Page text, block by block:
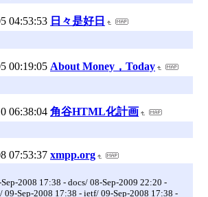
04:53:53 日々是好日
00:19:05 About Money，Today
06:38:04 角谷HTML化計画
07:53:37 xmpp.org
Sep-2008 17:38 - docs/ 08-Sep-2009 22:20 -
09-Sep-2008 17:38 - ietf/ 09-Sep-2008 17:38 -